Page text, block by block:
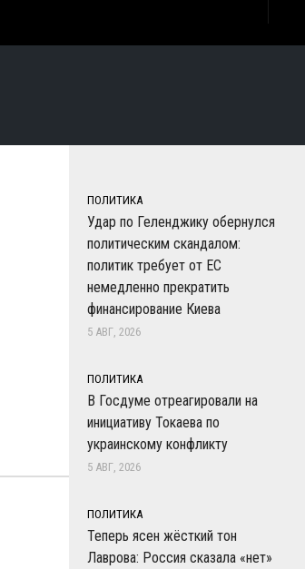
ПОЛИТИКА
Удар по Геленджику обернулся
политическим скандалом:
политик требует от ЕС
немедленно прекратить
финансирование Киева
5 АВГ, 2026
ПОЛИТИКА
В Госдуме отреагировали на
инициативу Токаева по
украинскому конфликту
5 АВГ, 2026
ПОЛИТИКА
Теперь ясен жёсткий тон
Лаврова: Россия сказала «нет»